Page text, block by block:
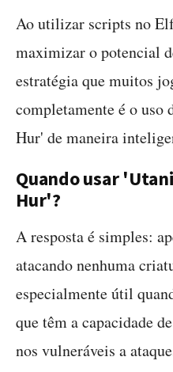
Ao utilizar scripts no
maximizar o potencial
estratégia que muitos
completamente é o
Hur' de maneira
Quando usar
Hur'?
A resposta é simples:
atacando nenhuma
especialmente útil
que têm a capacidade
nos vulneráveis a